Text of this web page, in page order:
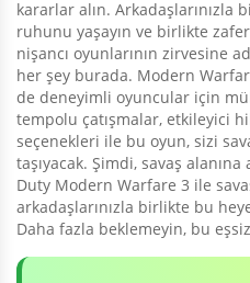
kararlar alın. Arkadaşlarınızla
ruhunu yaşayın ve birlikte
nişancı oyunlarının zirvesine
her şey burada. Modern
de deneyimli oyuncular için
tempolu çatışmalar, etkileyici
seçenekleri ile bu oyun, sizi
taşıyacak. Şimdi, savaş
Duty Modern Warfare 3 ile
arkadaşlarınızla birlikte bu
Daha fazla beklemeyin, bu